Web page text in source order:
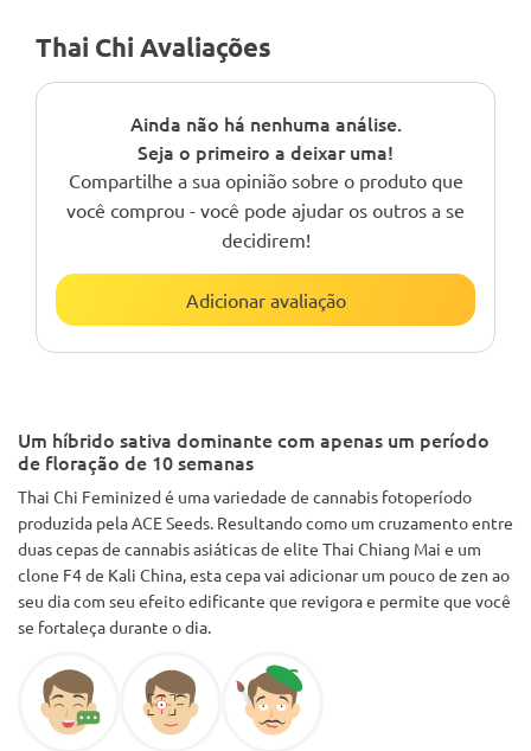
Thai Chi Avaliações
Ainda não há nenhuma análise.
Seja o primeiro a deixar uma!
Compartilhe a sua opinião sobre o produto que
você comprou - você pode ajudar os outros a se
decidirem!
Adicionar avaliação
Um híbrido sativa dominante com apenas um período
de floração de 10 semanas
Thai Chi Feminized é uma variedade de cannabis fotoperíodo
produzida pela ACE Seeds. Resultando como um cruzamento entre
duas cepas de cannabis asiáticas de elite Thai Chiang Mai e um
clone F4 de Kali China, esta cepa vai adicionar um pouco de zen ao
seu dia com seu efeito edificante que revigora e permite que você
se fortaleça durante o dia.